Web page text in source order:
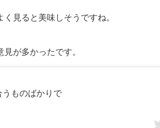
見ると美味しそうですね。
が多かったです。
ものばかりで